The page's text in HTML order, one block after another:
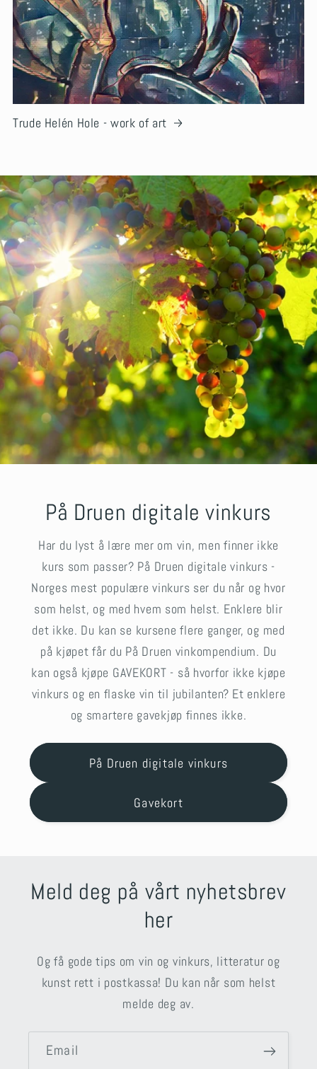
Trude Helén Hole - work of art
På Druen digitale vinkurs
Har du lyst å lære mer om vin, men finner ikke
kurs som passer? På Druen digitale vinkurs -
Norges mest populære vinkurs ser du når og hvor
som helst, og med hvem som helst. Enklere blir
det ikke. Du kan se kursene flere ganger, og med
på kjøpet får du På Druen vinkompendium. Du
kan også kjøpe GAVEKORT - så hvorfor ikke kjøpe
vinkurs og en flaske vin til jubilanten? Et enklere
og smartere gavekjøp finnes ikke.
På Druen digitale vinkurs
Gavekort
Meld deg på vårt nyhetsbrev
her
Og få gode tips om vin og vinkurs, litteratur og
kunst rett i postkassa! Du kan når som helst
melde deg av.
Email